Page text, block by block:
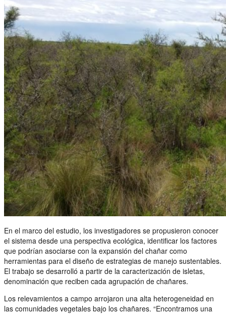
En el marco del estudio, los investigadores se propusieron conocer
el sistema desde una perspectiva ecológica, identificar los factores
que podrían asociarse con la expansión del chañar como
herramientas para el diseño de estrategias de manejo sustentables.
El trabajo se desarrolló a partir de la caracterización de isletas,
denominación que reciben cada agrupación de chañares.
Los relevamientos a campo arrojaron una alta heterogeneidad en
las comunidades vegetales bajo los chañares. “Encontramos una